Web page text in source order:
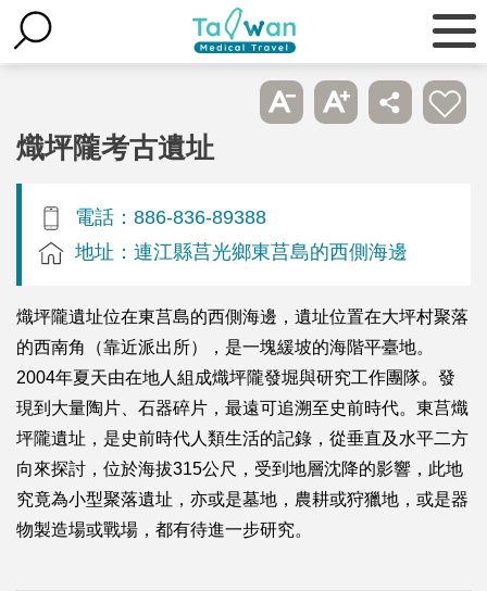
熾坪隴考古遺址
電話：886-836-89388
地址：連江縣莒光鄉東莒島的西側海邊
熾坪隴遺址位在東莒島的西側海邊，遺址位置在大坪村聚落
的西南角（靠近派出所），是一塊緩坡的海階平臺地。
2004年夏天由在地人組成熾坪隴發堀與研究工作團隊。發
現到大量陶片、石器碎片，最遠可追溯至史前時代。東莒熾
坪隴遺址，是史前時代人類生活的記錄，從垂直及水平二方
向來探討，位於海拔315公尺，受到地層沈降的影響，此地
究竟為小型聚落遺址，亦或是墓地，農耕或狩獵地，或是器
物製造場或戰場，都有待進一步研究。